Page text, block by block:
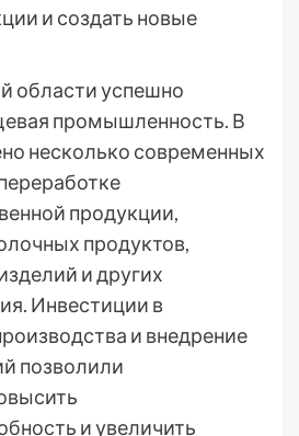
и создать новые
области успешно
промышленность. В
несколько современных
продукции,
продуктов,
и других
Инвестиции в
и внедрение
позволили
и увеличить